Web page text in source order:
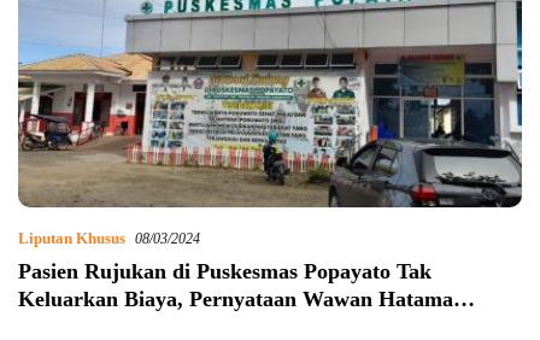
Liputan Khusus 08/03/2024
Pasien Rujukan di Puskesmas Popayato Tak
Keluarkan Biaya, Pernyataan Wawan Hatama